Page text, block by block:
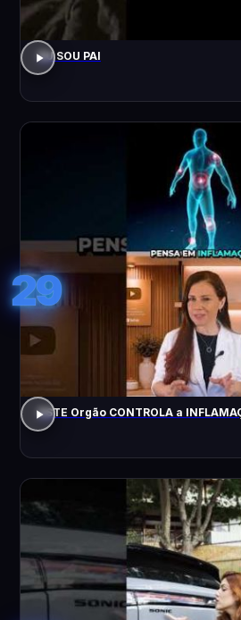
EU SOU PAI
29
ESTE Orgão CONTROLA a